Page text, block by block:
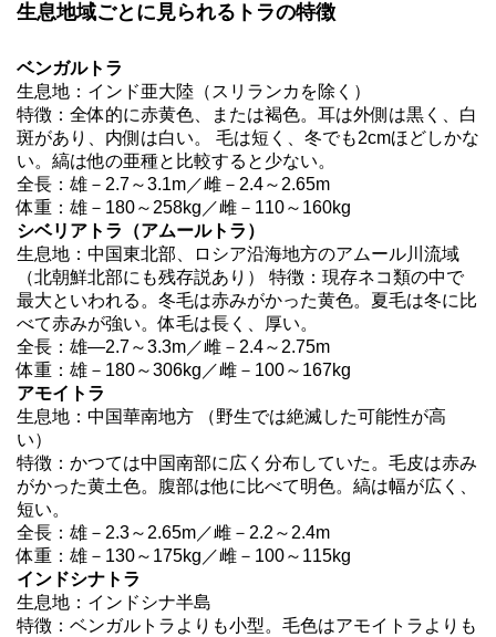
生息地域ごとに見られるトラの特徴
ベンガルトラ
生息地：インド亜大陸（スリランカを除く）
特徴：全体的に赤黄色、または褐色。耳は外側は黒く、白
斑があり、内側は白い。 毛は短く、冬でも2cmほどしかな
い。縞は他の亜種と比較すると少ない。
全長：雄－2.7～3.1m／雌－2.4～2.65m
体重：雄－180～258kg／雌－110～160kg
シベリアトラ（アムールトラ）
生息地：中国東北部、ロシア沿海地方のアムール川流域
（北朝鮮北部にも残存説あり） 特徴：現存ネコ類の中で
最大といわれる。冬毛は赤みがかった黄色。夏毛は冬に比
べて赤みが強い。体毛は長く、厚い。
全長：雄―2.7～3.3m／雌－2.4～2.75m
体重：雄－180～306kg／雌－100～167kg
アモイトラ
生息地：中国華南地方 （野生では絶滅した可能性が高
い）
特徴：かつては中国南部に広く分布していた。毛皮は赤み
がかった黄土色。腹部は他に比べて明色。縞は幅が広く、
短い。
全長：雄－2.3～2.65m／雌－2.2～2.4m
体重：雄－130～175kg／雌－100～115kg
インドシナトラ
生息地：インドシナ半島
特徴：ベンガルトラよりも小型。毛色はアモイトラよりも